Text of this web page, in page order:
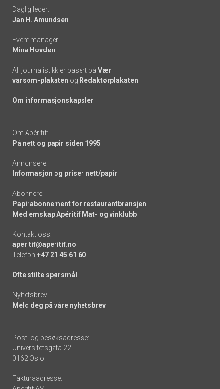
links
Daglig leder:
Jan H. Amundsen
Event manager:
Mina Hovden
All journalistikk er basert på Vær
varsom-plakaten og Redaktørplakaten
Om informasjonskapsler
Om Apéritif:
På nett og papir siden 1995
Annonsere:
Informasjon og priser nett/papir
Abonnere:
Papirabonnement for restaurantbransjen
Medlemskap Apéritif Mat- og vinklubb
Kontakt oss:
aperitif@aperitif.no
Telefon +47 21 45 61 60
Ofte stilte spørsmål
Nyhetsbrev:
Meld deg på våre nyhetsbrev
Post- og besøksadresse:
Universitetsgata 22
0162 Oslo
Fakturaadresse: